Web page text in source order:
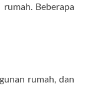
Beberapa
rumah, dan